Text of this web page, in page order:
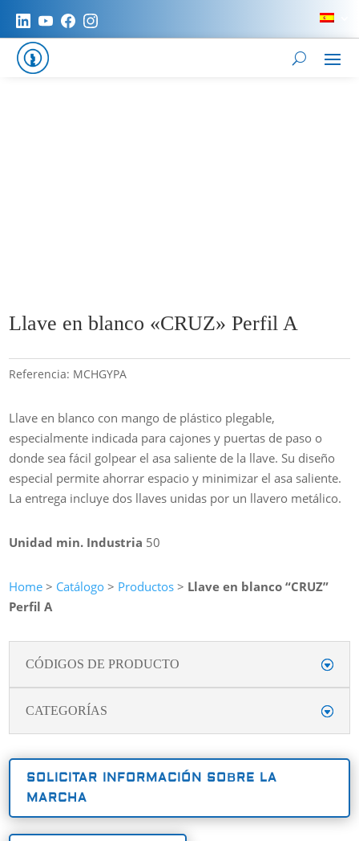
Llave en blanco «CRUZ» Perfil A
Referencia: MCHGYPA
Llave en blanco con mango de plástico plegable,
especialmente indicada para cajones y puertas de paso o
donde sea fácil golpear el asa saliente de la llave. Su diseño
especial permite ahorrar espacio y minimizar el asa saliente.
La entrega incluye dos llaves unidas por un llavero metálico.
Unidad min. Industria 50
Home > Catálogo > Productos > Llave en blanco “CRUZ”
Perfil A
CÓDIGOS DE PRODUCTO
CATEGORÍAS
SOLICITAR INFORMACIÓN SOBRE LA
MARCHA